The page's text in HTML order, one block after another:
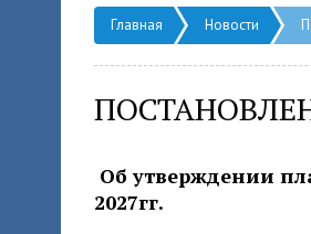
Главная Новости
Об утверждении
2027гг.